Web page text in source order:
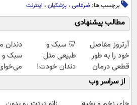
برچسب ها: ضرغامی ، پزشکیان ، اینترنت
مطالب پیشنهادی
آرتروز مفاصل
خود را به طور
قطعی درمان
کنید!
◗پرسش‌نامه◖
🦷 سبک و
طبیعی مثل
دندان خودت!
نصب آسان و
پرداخت اقساطی
💳 📍 تهران
دندان
سبک و
هم
📍تهران
از سراسر وب